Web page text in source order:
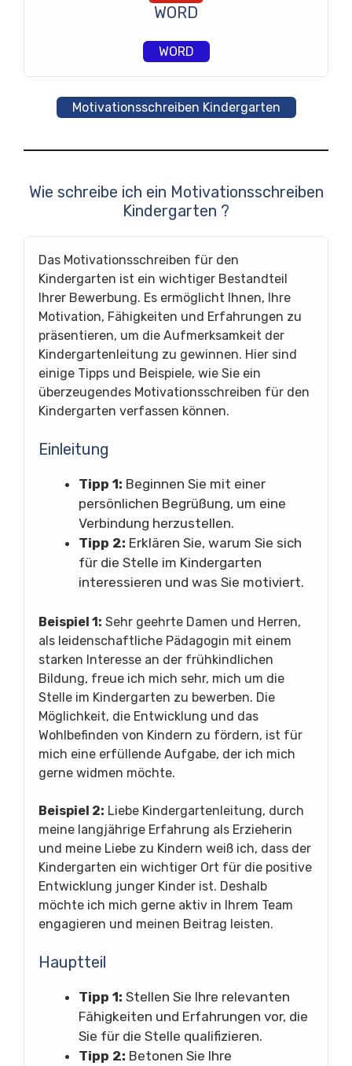
WORD
WORD
Motivationsschreiben Kindergarten
Wie schreibe ich ein Motivationsschreiben
Kindergarten ?
Das Motivationsschreiben für den
Kindergarten ist ein wichtiger Bestandteil
Ihrer Bewerbung. Es ermöglicht Ihnen, Ihre
Motivation, Fähigkeiten und Erfahrungen zu
präsentieren, um die Aufmerksamkeit der
Kindergartenleitung zu gewinnen. Hier sind
einige Tipps und Beispiele, wie Sie ein
überzeugendes Motivationsschreiben für den
Kindergarten verfassen können.
Einleitung
Tipp 1: Beginnen Sie mit einer
persönlichen Begrüßung, um eine
Verbindung herzustellen.
Tipp 2: Erklären Sie, warum Sie sich
für die Stelle im Kindergarten
interessieren und was Sie motiviert.
Beispiel 1: Sehr geehrte Damen und Herren,
als leidenschaftliche Pädagogin mit einem
starken Interesse an der frühkindlichen
Bildung, freue ich mich sehr, mich um die
Stelle im Kindergarten zu bewerben. Die
Möglichkeit, die Entwicklung und das
Wohlbefinden von Kindern zu fördern, ist für
mich eine erfüllende Aufgabe, der ich mich
gerne widmen möchte.
Beispiel 2: Liebe Kindergartenleitung, durch
meine langjährige Erfahrung als Erzieherin
und meine Liebe zu Kindern weiß ich, dass der
Kindergarten ein wichtiger Ort für die positive
Entwicklung junger Kinder ist. Deshalb
möchte ich mich gerne aktiv in Ihrem Team
engagieren und meinen Beitrag leisten.
Hauptteil
Tipp 1: Stellen Sie Ihre relevanten
Fähigkeiten und Erfahrungen vor, die
Sie für die Stelle qualifizieren.
Tipp 2: Betonen Sie Ihre